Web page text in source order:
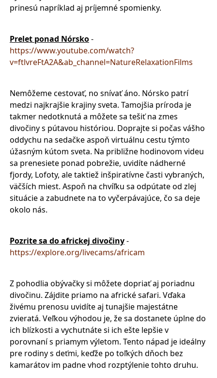
prinesú napríklad aj príjemné spomienky.
Prelet ponad Nórsko-
https://www.youtube.com/watch?
v=ftlvreFtA2A&ab_channel=NatureRelaxationFilms
Nemôžeme cestovať, no snívať áno. Nórsko patrí
medzi najkrajšie krajiny sveta. Tamojšia príroda je
takmer nedotknutá a môžete sa tešiť na zmes
divočiny s pútavou históriou. Doprajte si počas vášho
oddychu na sedačke aspoň virtuálnu cestu týmto
úžasným kútom sveta. Na približne hodinovom videu
sa prenesiete ponad pobrežie, uvidíte nádherné
fjordy, Lofoty, ale taktiež inšpiratívne časti vybraných,
väčších miest. Aspoň na chvíľku sa odpútate od zlej
situácie a zabudnete na to vyčerpávajúce, čo sa deje
okolo nás.
Pozrite sa do africkej divočiny-
https://explore.org/livecams/africam
Z pohodlia obývačky si môžete dopriať aj poriadnu
divočinu. Zájdite priamo na africké safari. Vďaka
živému prenosu uvidíte aj tunajšie majestátne
zvieratá. Veľkou výhodou je, že sa dostanete úplne do
ich blízkosti a vychutnáte si ich ešte lepšie v
porovnaní s priamym výletom. Tento nápad je ideálny
pre rodiny s deťmi, keďže po toľkých dňoch bez
kamarátov im padne vhod rozptýlenie tohto druhu.